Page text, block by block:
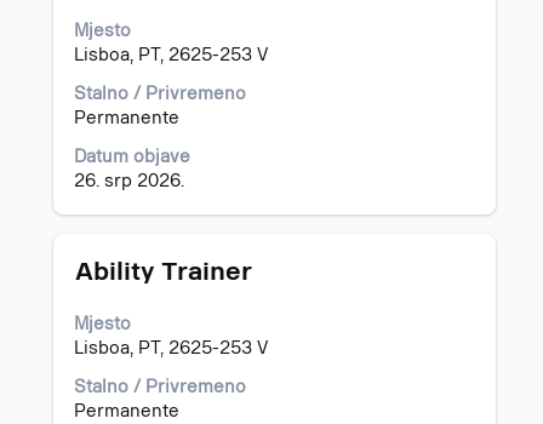
Mjesto
Lisboa, PT, 2625-253 V
Stalno / Privremeno
Permanente
Datum objave
26. srp 2026.
kako
biste
prikazali
čitav
sadržaj
o
poslu.
Naziv
Ability Trainer
Mjesto
Lisboa, PT, 2625-253 V
Stalno / Privremeno
Permanente
Odaberite
razmaknicom
kako
biste
prikazali
čitav
sadržaj